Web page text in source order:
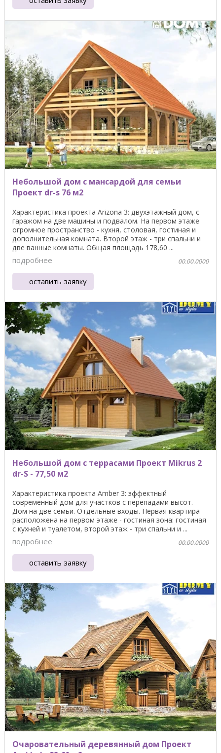
Небольшой дом с мансардой для семьи
Проект dr-s 76 м2
Характеристика проекта Arizona 3: двухэтажный дом, с
гаражом на две машины и подвалом. На первом этаже
огромное пространство - кухня, столовая, гостиная и
дополнительная комната. Второй этаж - три спальни и
две ванные комнаты. Общая площадь 178,60 ...
подробнее 00.00.0000
оставить заявку
Небольшой дом с террасами Проект Mikrus 2
dr-S - 77,50 м2
Характеристика проекта Amber 3: эффектный
современный дом для участков с перепадами высот.
Дом на две семьи. Отдельные входы. Первая квартира
расположена на первом этаже - гостиная зона: гостиная
с кухней и туалетом, второй этаж - три спальни и ...
подробнее 00.00.0000
оставить заявку
Очаровательный деревянный дом Проект